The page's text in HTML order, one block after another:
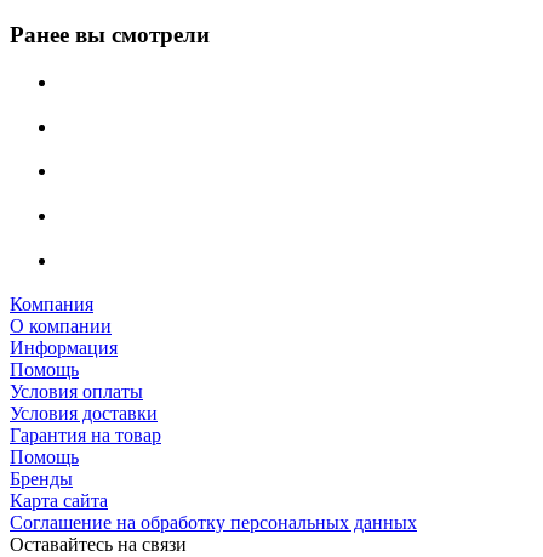
Ранее вы смотрели
Компания
О компании
Информация
Помощь
Условия оплаты
Условия доставки
Гарантия на товар
Помощь
Бренды
Карта сайта
Соглашение на обработку персональных данных
Оставайтесь на связи